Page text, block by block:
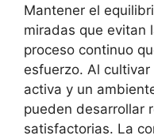
Mantener el
miradas que evitan
proceso continuo
esfuerzo. Al
activa y un
pueden desarrollar
satisfactorias. La